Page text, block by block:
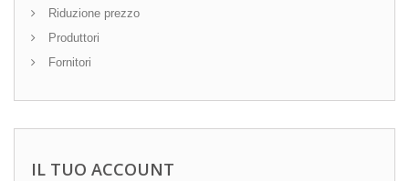
Riduzione prezzo
Produttori
Fornitori
IL TUO ACCOUNT